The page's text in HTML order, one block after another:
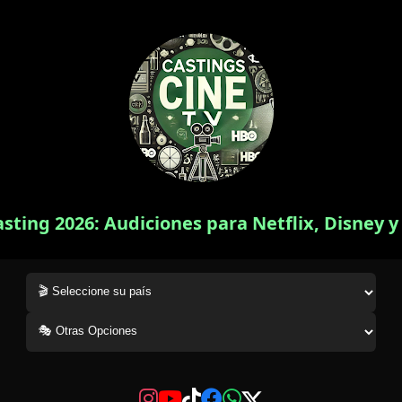
2026: Audiciones para Netflix, Disney